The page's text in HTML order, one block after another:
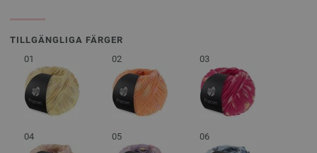
TILLGÄNGLIGA FÄRGER
01
02 03
04 05 06